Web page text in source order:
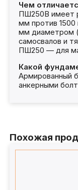
Чем
ПШ250В имеет
мм против
мм диаметром
самосвалов и
ПШ250 — для
Какой
Армированный
анкерными
Похожая